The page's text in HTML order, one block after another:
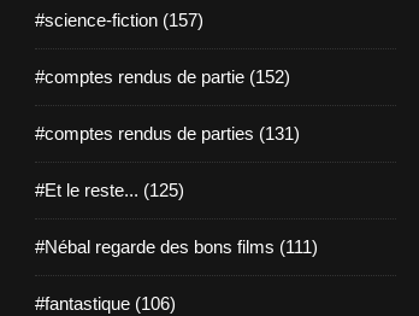
#science-fiction (157)
#comptes rendus de partie (152)
#comptes rendus de parties (131)
#Et le reste... (125)
#Nébal regarde des bons films (111)
#fantastique (106)